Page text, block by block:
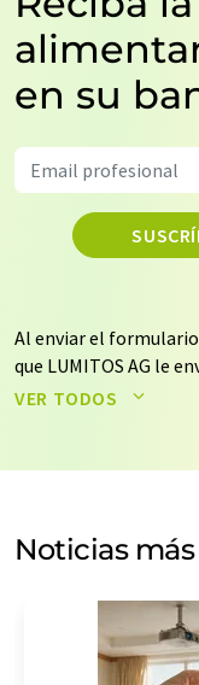
en su
Al enviar el
que LUMITOS AG le
boletín o boletines
de nuestrapolítica de
electrónico a efectos
mercado y opinión.
de indicar los
LUMITOS AG, Ernst-
(Alemania) o por
VER TODOS
Noticias